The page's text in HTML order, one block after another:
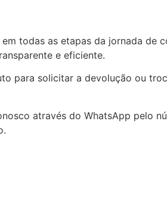
todas as etapas da jornada de
e eficiente.
para solicitar a devolução ou
através do WhatsApp pelo